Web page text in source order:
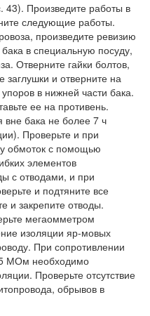
Произведите работы в
следующие работы.
произведите ревизию
в специальную посуду,
Отверните гайки болтов,
и отверните на
в нижней части бака.
ее на противень.
вне бака не более 7 ч
Проверьте и при
обмоток с помощью
элементов
с отводами, и при
и подтяните все
и закрепите отводы.
мегаомметром
изоляции яр-мовых
При сопротивлении
МОм необходимо
Проверьте отсутствие
обрывов в